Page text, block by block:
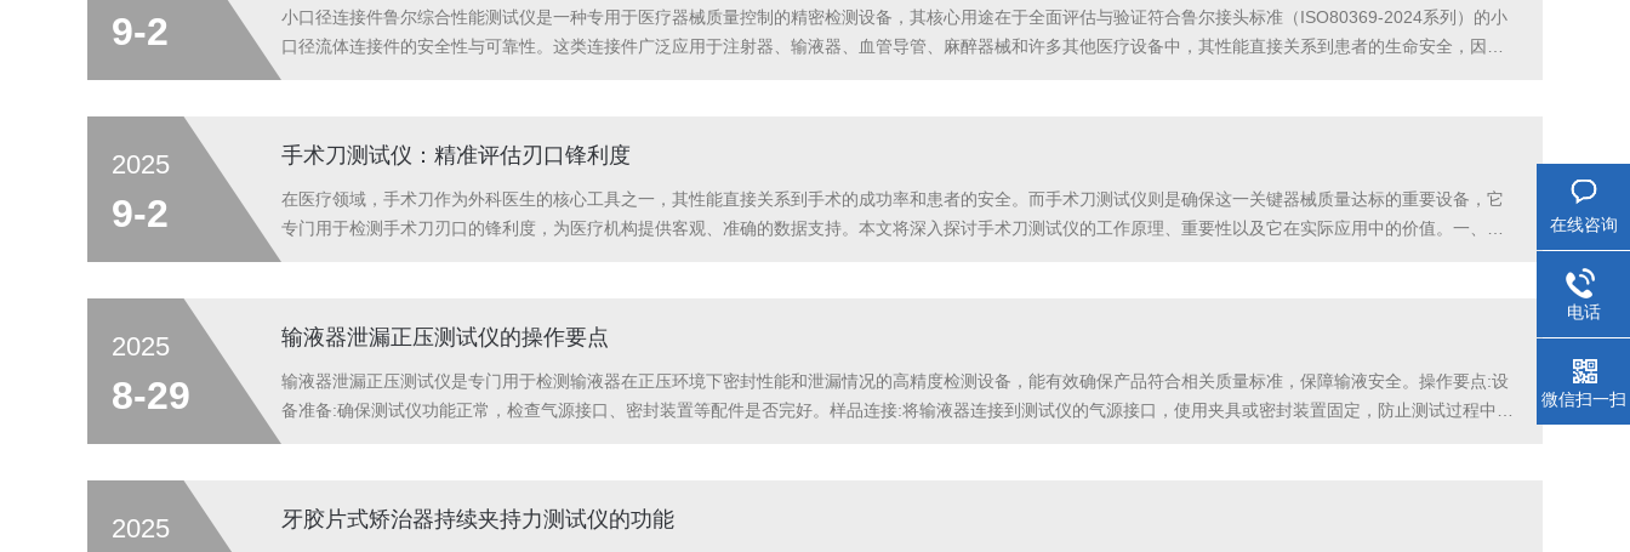
9-2
小口径连接件鲁尔综合性能测试仪是一种专用于医疗器械质量控制的精密检测设备，其核心用途在于全面评估与验证符合鲁尔接头标准（ISO80369-2024系列）的小
口径流体连接件的安全性与可靠性。这类连接件广泛应用于注射器、输液器、血管导管、麻醉器械和许多其他医疗设备中，其性能直接关系到患者的生命安全，因此
2025
9-2
手术刀测试仪：精准评估刃口锋利度
在医疗领域，手术刀作为外科医生的核心工具之一，其性能直接关系到手术的成功率和患者的安全。而手术刀测试仪则是确保这一关键器械质量达标的重要设备，它
专门用于检测手术刀刃口的锋利度，为医疗机构提供客观、准确的数据支持。本文将深入探讨手术刀测试仪的工作原理、重要性以及它在实际应用中的价值。一、精
2025
8-29
输液器泄漏正压测试仪的操作要点
输液器泄漏正压测试仪是专门用于检测输液器在正压环境下密封性能和泄漏情况的高精度检测设备，能有效确保产品符合相关质量标准，保障输液安全。操作要点:设
备准备:确保测试仪功能正常，检查气源接口、密封装置等配件是否完好。样品连接:将输液器连接到测试仪的气源接口，使用夹具或密封装置固定，防止测试过程中移
2025 牙胶片式矫治器持续夹持力测试仪的功能
在线咨询
电话
微信扫一扫